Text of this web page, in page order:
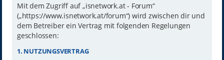
Mit dem Zugriff auf „isnetwork.at - Forum“
(„https://www.isnetwork.at/forum“) wird zwischen dir und
dem Betreiber ein Vertrag mit folgenden Regelungen
geschlossen:
1. NUTZUNGSVERTRAG